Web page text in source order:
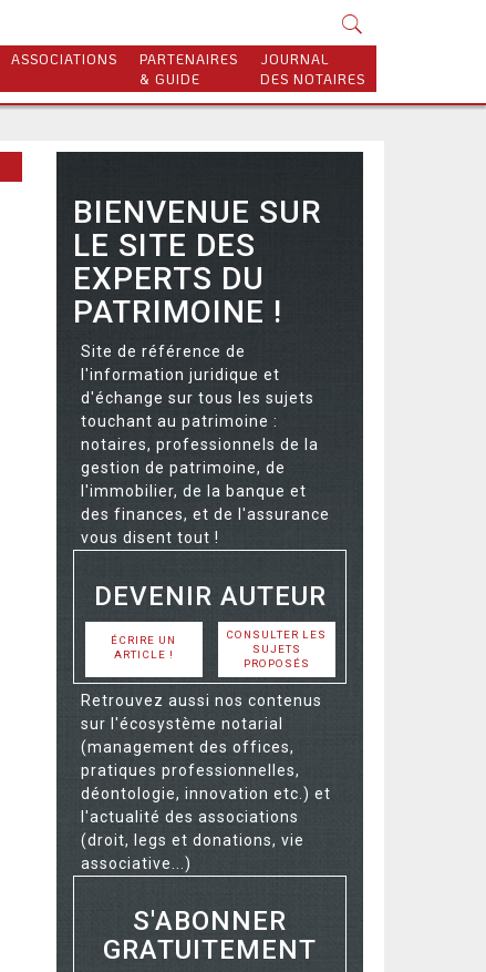
ASSOCIATIONS
PARTENAIRES
& GUIDE
JOURNAL
DES NOTAIRES
BIENVENUE SUR
LE SITE DES
EXPERTS DU
PATRIMOINE !
Site de référence de
l'information juridique et
d'échange sur tous les sujets
touchant au patrimoine :
notaires, professionnels de la
gestion de patrimoine, de
l'immobilier, de la banque et
des finances, et de l'assurance
vous disent tout !
DEVENIR AUTEUR
ÉCRIRE UN
ARTICLE !
CONSULTER LES
SUJETS
PROPOSÉS
Retrouvez aussi nos contenus
sur l'écosystème notarial
(management des offices,
pratiques professionnelles,
déontologie, innovation etc.) et
l'actualité des associations
(droit, legs et donations, vie
associative...)
S'ABONNER
GRATUITEMENT